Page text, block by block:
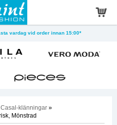
vardag vid order innan 15:00*
Casal-klänningar »
Mönstrad